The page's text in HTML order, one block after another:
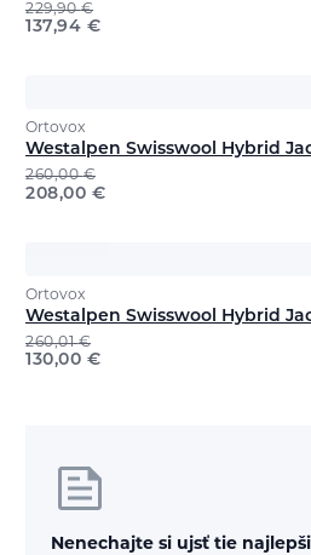
229,90€
137,94 €
Ortovox
Westalpen Swisswool Hybrid
260,00€
208,00 €
Ortovox
Westalpen Swisswool Hybrid
260,01€
130,00 €
Nenechajte si ujsť tie